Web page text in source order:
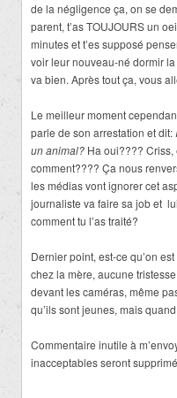
de la négligence ça, on se
parent, t’as TOUJOURS un
minutes et t’es supposé
voir leur nouveau-né dormir
va bien. Après tout ça, vous
Le meilleur moment
parle de son arrestation et dit:
un animal? Ha oui???? Criss,
comment???? Ça nous
les médias vont ignorer cet
journaliste va faire sa job et
comment tu l’as traité?
Dernier point, est-ce qu’on
chez la mère, aucune
devant les caméras, même
qu’ils sont jeunes, mais
Commentaire inutile à
inacceptables seront